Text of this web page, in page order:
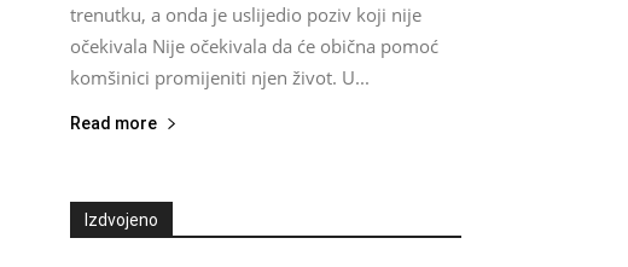
trenutku, a onda je uslijedio poziv koji nije
očekivala Nije očekivala da će obična pomoć
komšinici promijeniti njen život. U...
Read more
Izdvojeno